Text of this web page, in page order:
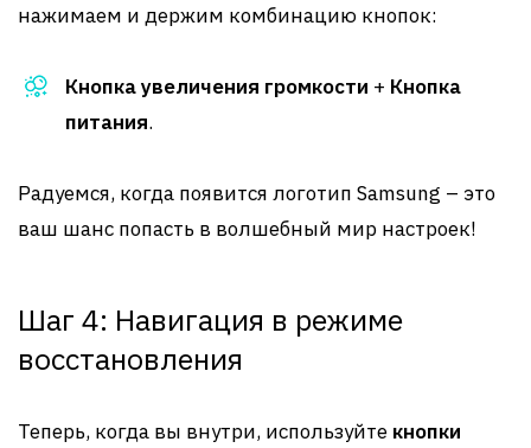
нажимаем и держим комбинацию кнопок:
Кнопка увеличения громкости + Кнопка
питания.
Радуемся, когда появится логотип Samsung – это
ваш шанс попасть в волшебный мир настроек!
Шаг 4: Навигация в режиме
восстановления
Теперь, когда вы внутри, используйте кнопки